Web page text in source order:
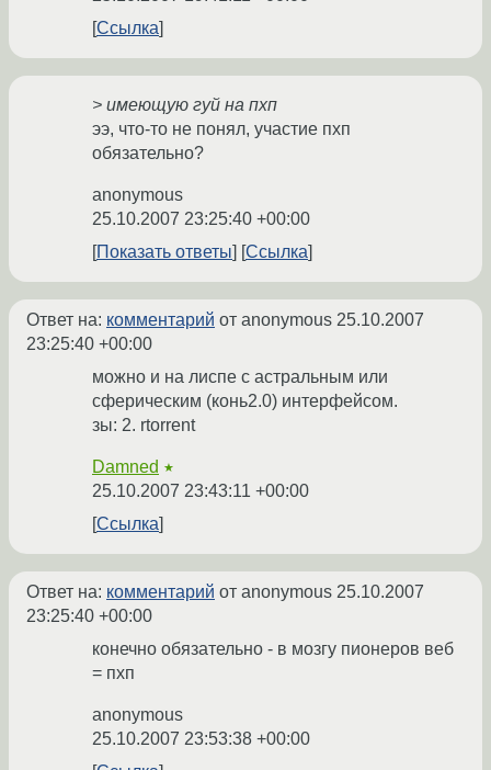
Ссылка
> имеющую гуй на пхп
ээ, что-то не понял, участие пхп
обязательно?
anonymous
25.10.2007 23:25:40 +00:00
Показать ответы
Ссылка
Ответ на: комментарий от anonymous 25.10.2007
23:25:40 +00:00
можно и на лиспе с астральным или
сферическим (конь2.0) интерфейсом.
зы: 2. rtorrent
Damned ★
25.10.2007 23:43:11 +00:00
Ссылка
Ответ на: комментарий от anonymous 25.10.2007
23:25:40 +00:00
конечно обязательно - в мозгу пионеров веб
= пхп
anonymous
25.10.2007 23:53:38 +00:00